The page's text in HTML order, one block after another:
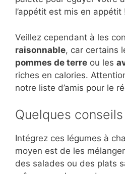
l’appétit est mis en appétit
Veillez cependant à les
raisonnable, car certains
pommes de terre ou les
riches en calories.
notre liste d’amis pour le
Quelques
Intégrez ces légumes à
moyen est de les
des salades ou des plats